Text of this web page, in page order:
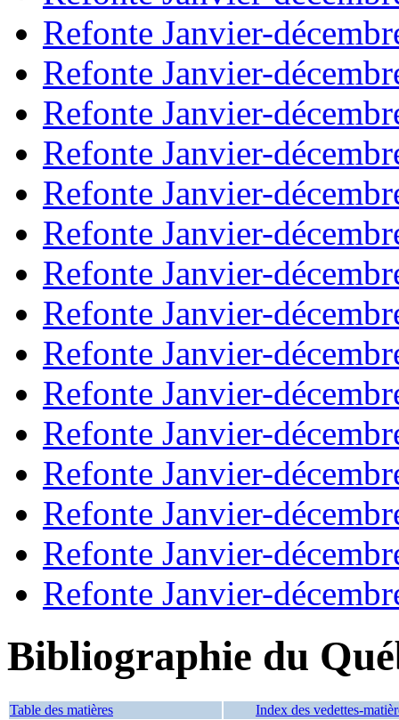
Refonte Janvier-
Refonte Janvier-
Refonte Janvier-
Refonte Janvier-
Refonte Janvier-
Refonte Janvier-
Refonte Janvier-
Refonte Janvier-
Refonte Janvier-
Refonte Janvier-
Refonte Janvier-
Refonte Janvier-
Refonte Janvier-
Refonte Janvier-
Refonte Janvier-
Bibliographie du
Table des matières Index des vedettes-